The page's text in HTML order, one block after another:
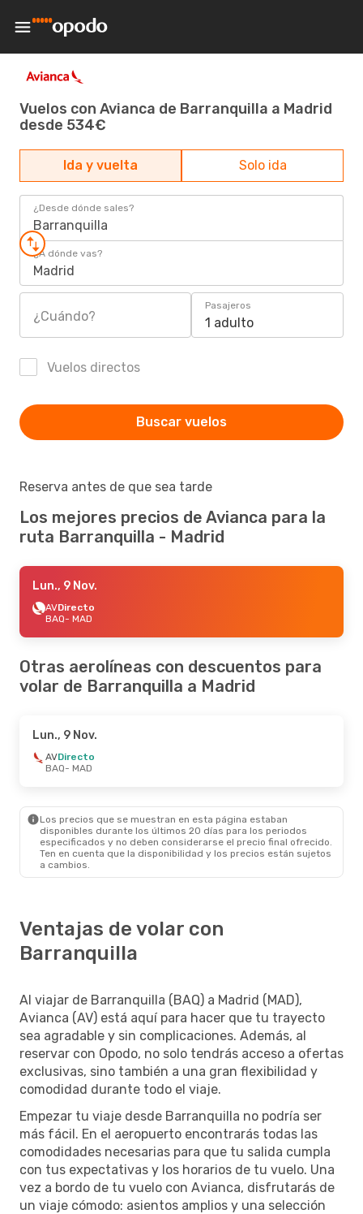
Vuelos con Avianca de Barranquilla a Madrid
desde 534€
Ida y vuelta Solo ida
¿Desde dónde sales?
Barranquilla
¿A dónde vas?
Madrid
¿Cuándo?
Pasajeros
1 adulto
Vuelos directos
Buscar vuelos
Reserva antes de que sea tarde
Los mejores precios de Avianca para la
ruta Barranquilla - Madrid
Lun., 9 Nov.
AVDirecto
BAQ- MAD
Otras aerolíneas con descuentos para
volar de Barranquilla a Madrid
Lun., 9 Nov.
AVDirecto
BAQ- MAD
Los precios que se muestran en esta página estaban
disponibles durante los últimos 20 días para los periodos
especificados y no deben considerarse el precio final ofrecido.
Ten en cuenta que la disponibilidad y los precios están sujetos
a cambios.
Ventajas de volar con
Barranquilla
Al viajar de Barranquilla (BAQ) a Madrid (MAD),
Avianca (AV) está aquí para hacer que tu trayecto
sea agradable y sin complicaciones. Además, al
reservar con Opodo, no solo tendrás acceso a ofertas
exclusivas, sino también a una gran flexibilidad y
comodidad durante todo el viaje.
Empezar tu viaje desde Barranquilla no podría ser
más fácil. En el aeropuerto encontrarás todas las
comodidades necesarias para que tu salida cumpla
con tus expectativas y los horarios de tu vuelo. Una
vez a bordo de tu vuelo con Avianca, disfrutarás de
un viaje cómodo: asientos amplios y una selección